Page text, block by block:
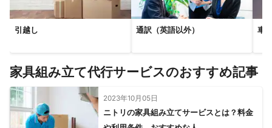
引越し 通訳（英語以外） 車
家具組み立て代行サービスのおすすめ記事
2023年10月05日
ニトリの家具組み立てサービスとは？料金